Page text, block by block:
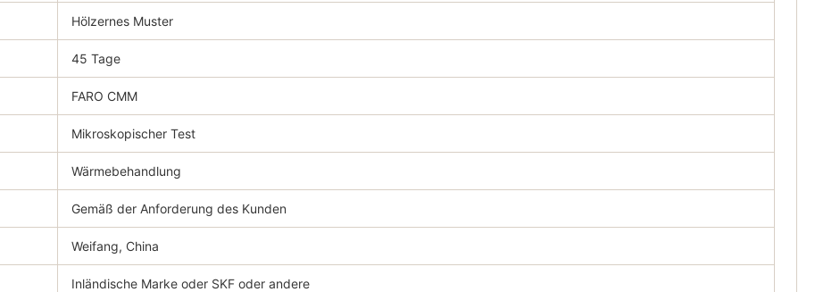
Hölzernes Muster
45 Tage
FARO CMM
Mikroskopischer Test
Wärmebehandlung
Gemäß der Anforderung des Kunden
Weifang, China
Inländische Marke oder SKF oder andere